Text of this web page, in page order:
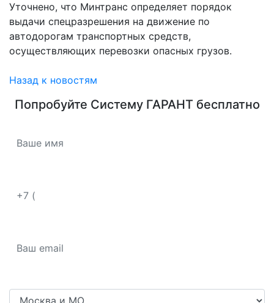
Уточнено, что Минтранс определяет порядок
выдачи спецразрешения на движение по
автодорогам транспортных средств,
осуществляющих перевозки опасных грузов.
Назад к новостям
Попробуйте Систему ГАРАНТбесплатно